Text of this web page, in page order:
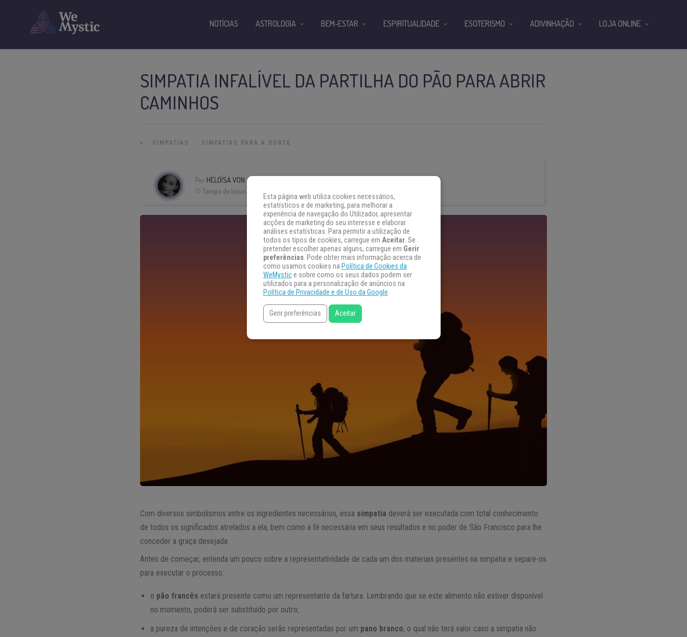
SIMPATIA INFALÍVEL DA PARTILHA DO PÃO PARA ABRIR
CAMINHOS
» SIMPATIAS SIMPATIAS PARA A SORTE
Por HELOÍSA VON AH
Tempo de leitura:
Com diversos simbolismos entre os ingredientes necessários, essa simpatia deverá ser executada com total conhecimento
de todos os significados atrelados a ela, bem como a fé necessária em seus resultados e no poder de São Francisco para lhe
conceder a graça desejada.
Antes de começar, entenda um pouco sobre a representatividade de cada um dos materiais presentes na simpatia e separe-os
para executar o processo:
o pão francês estará presente como um representante da fartura. Lembrando que se este alimento não estiver disponível
no momento, poderá ser substituído por outro;
a pureza de intenções e de coração serão representadas por um pano branco, o qual não terá valor caso a simpatia não
NOTÍCIAS ASTROLOGIA BEM-ESTAR ESPIRITUALIDADE ESOTERISMO ADIVINHAÇÃO LOJA ONLINE
Esta página web utiliza cookies necessários,
estatísticos e de marketing, para melhorar a
experiência de navegação do Utilizador, apresentar
acções de marketing do seu interesse e elaborar
análises estatísticas. Para permitir a utilização de
todos os tipos de cookies, carregue em Aceitar. Se
pretender escolher apenas alguns, carregue em Gerir
preferências. Pode obter mais informação acerca de
como usamos cookies na Política de Cookies da
WeMystice sobre como os seus dados podem ser
utilizados para a personalização de anúncios na
Política de Privacidade e de Uso da Google.
Gerir preferências Aceitar